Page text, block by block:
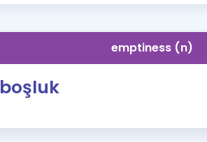
emptiness (n)
boşluk